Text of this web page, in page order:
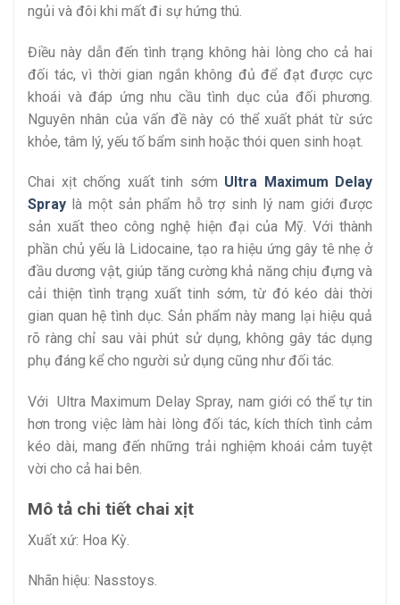
ngủi và đôi khi mất đi sự hứng thú.
Điều này dẫn đến tình trạng không hài lòng cho cả hai
đối tác, vì thời gian ngắn không đủ để đạt được cực
khoái và đáp ứng nhu cầu tình dục của đối phương.
Nguyên nhân của vấn đề này có thể xuất phát từ sức
khỏe, tâm lý, yếu tố bẩm sinh hoặc thói quen sinh hoạt.
Chai xịt chống xuất tinh sớm Ultra Maximum Delay
Spray là một sản phẩm hỗ trợ sinh lý nam giới được
sản xuất theo công nghệ hiện đại của Mỹ. Với thành
phần chủ yếu là Lidocaine, tạo ra hiệu ứng gây tê nhẹ ở
đầu dương vật, giúp tăng cường khả năng chịu đựng và
cải thiện tình trạng xuất tinh sớm, từ đó kéo dài thời
gian quan hệ tình dục. Sản phẩm này mang lại hiệu quả
rõ ràng chỉ sau vài phút sử dụng, không gây tác dụng
phụ đáng kể cho người sử dụng cũng như đối tác.
Với Ultra Maximum Delay Spray, nam giới có thể tự tin
hơn trong việc làm hài lòng đối tác, kích thích tình cảm
kéo dài, mang đến những trải nghiệm khoái cảm tuyệt
vời cho cả hai bên.
Mô tả chi tiết chai xịt
Xuất xứ: Hoa Kỳ.
Nhãn hiệu: Nasstoys.